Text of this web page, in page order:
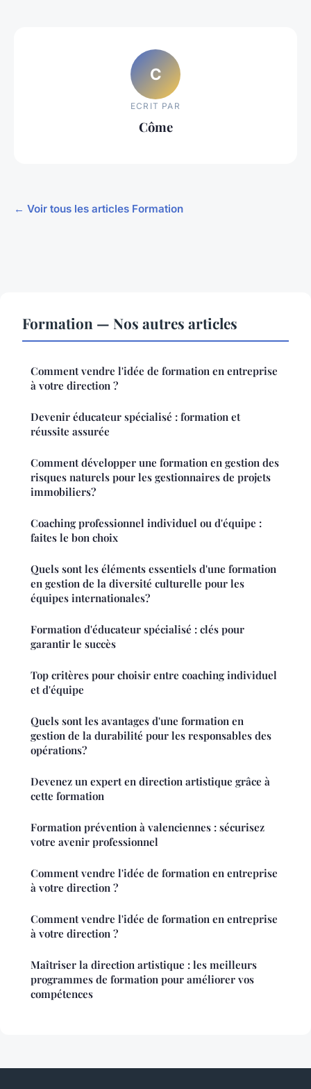
C
ECRIT PAR
Côme
← Voir tous les articles Formation
Formation — Nos autres articles
Comment vendre l'idée de formation en entreprise
à votre direction ?
Devenir éducateur spécialisé : formation et
réussite assurée
Comment développer une formation en gestion des
risques naturels pour les gestionnaires de projets
immobiliers?
Coaching professionnel individuel ou d'équipe :
faites le bon choix
Quels sont les éléments essentiels d'une formation
en gestion de la diversité culturelle pour les
équipes internationales?
Formation d'éducateur spécialisé : clés pour
garantir le succès
Top critères pour choisir entre coaching individuel
et d'équipe
Quels sont les avantages d'une formation en
gestion de la durabilité pour les responsables des
opérations?
Devenez un expert en direction artistique grâce à
cette formation
Formation prévention à valenciennes : sécurisez
votre avenir professionnel
Comment vendre l'idée de formation en entreprise
à votre direction ?
Comment vendre l'idée de formation en entreprise
à votre direction ?
Maîtriser la direction artistique : les meilleurs
programmes de formation pour améliorer vos
compétences